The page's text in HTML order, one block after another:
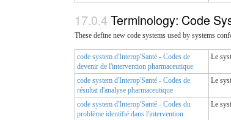
Terminology: Code
These define new code systems used by systems
code system d'Interop'Santé - Codes de
devenir de l'intervention pharmaceutique
Le
code system d'Interop'Santé - Codes de
résultat d'analyse pharmaceutique
Le
code system d'Interop'Santé - Codes du
problème identifié dans l'intervention
Le